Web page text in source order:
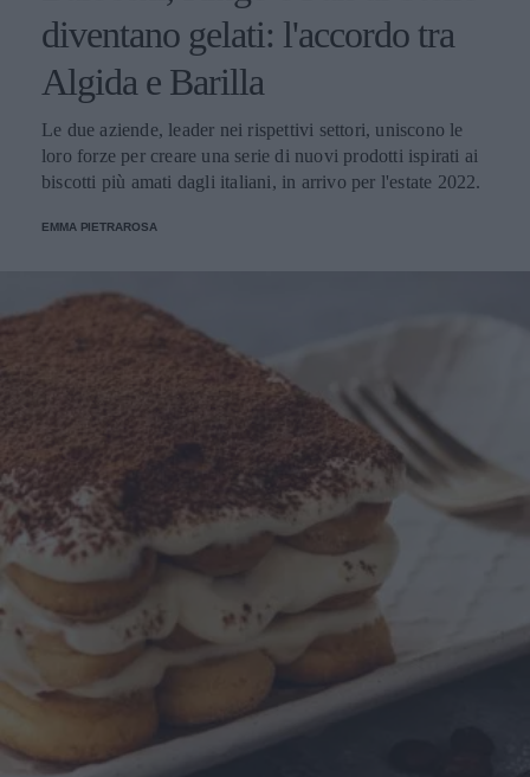
diventano gelati: l'accordo tra
Algida e Barilla
Le due aziende, leader nei rispettivi settori, uniscono le
loro forze per creare una serie di nuovi prodotti ispirati ai
biscotti più amati dagli italiani, in arrivo per l'estate 2022.
EMMA PIETRAROSA